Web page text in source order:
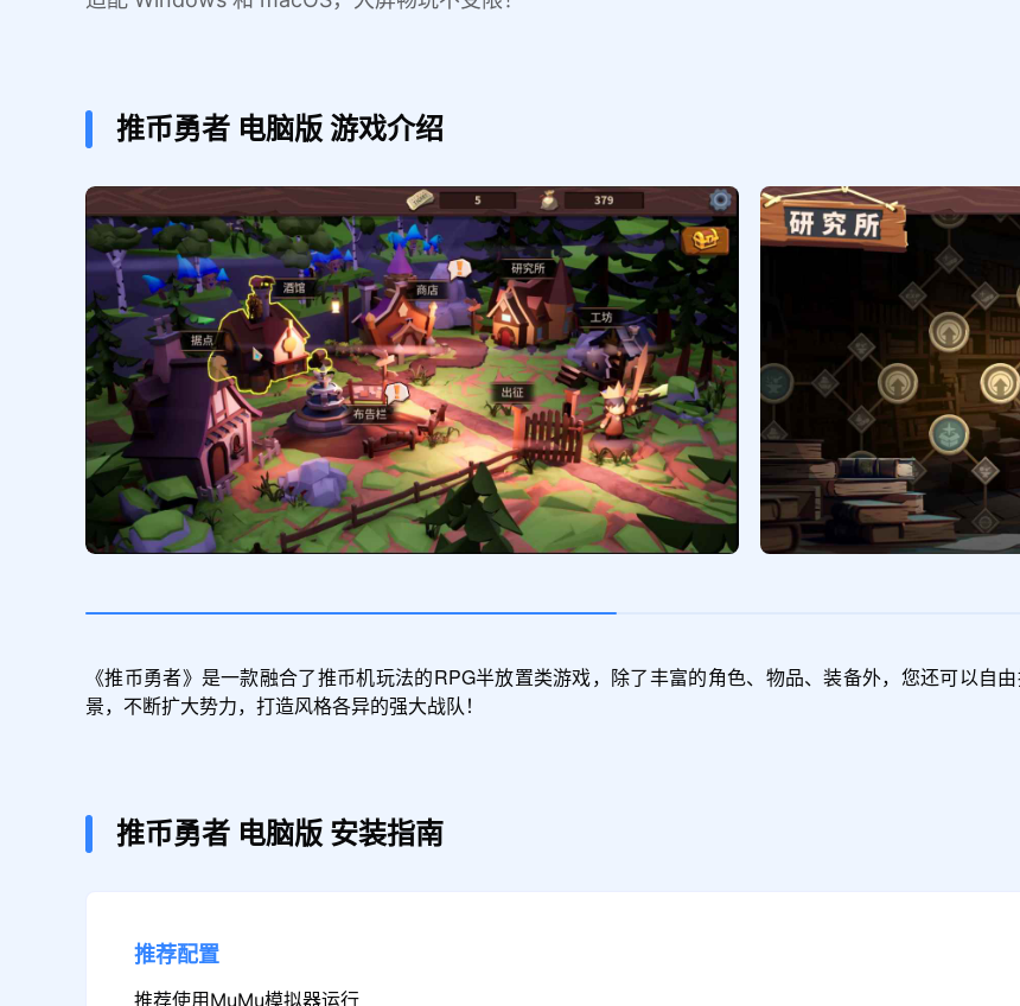
推币勇者 电脑版 游戏介绍
《推币勇者》是一款融合了推币机玩法的RPG半放置类游戏，除了丰富的角色、物品、装备外，您还可以自
景，不断扩大势力，打造风格各异的强大战队！
推币勇者 电脑版 安装指南
推荐配置
推荐使用MuMu模拟器运行